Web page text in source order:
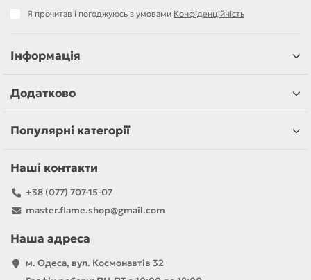
Я прочитав і погоджуюсь з умовами Конфіденційність
Інформація
Додатково
Популярні категорії
Наші контакти
+38 (077) 707-15-07
master.flame.shop@gmail.com
Наша адреса
м. Одеса, вул. Космонавтів 32